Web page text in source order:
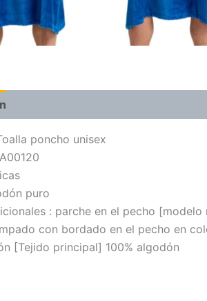
poncho unisex
puro
: parche en el pecho [modelo
con bordado en el pecho en
[Tejido principal] 100% algodón